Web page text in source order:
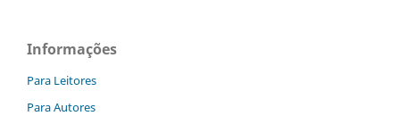
Informações
Para Leitores
Para Autores